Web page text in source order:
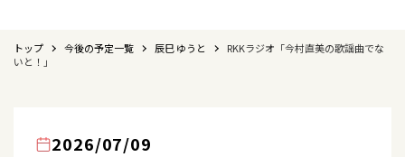
トップ 今後の予定一覧 辰巳 ゆうと
RKKラジオ「今村直美の歌謡曲でな
いと！」
2026/07/09